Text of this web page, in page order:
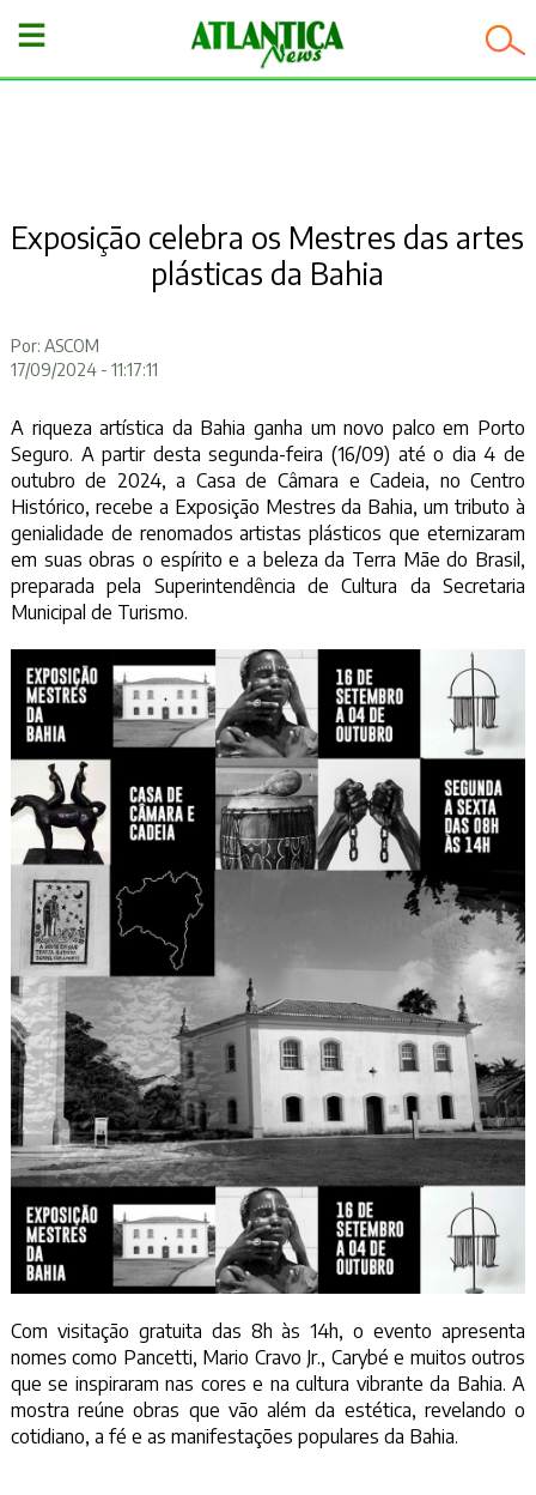
−
Exposição celebra os Mestres das artes
plásticas da Bahia
Por: ASCOM
17/09/2024 - 11:17:11
A riqueza artística da Bahia ganha um novo palco em Porto
Seguro. A partir desta segunda-feira (16/09) até o dia 4 de
outubro de 2024, a Casa de Câmara e Cadeia, no Centro
Histórico, recebe a Exposição Mestres da Bahia, um tributo à
genialidade de renomados artistas plásticos que eternizaram
em suas obras o espírito e a beleza da Terra Mãe do Brasil,
preparada pela Superintendência de Cultura da Secretaria
Municipal de Turismo.
Com visitação gratuita das 8h às 14h, o evento apresenta
nomes como Pancetti, Mario Cravo Jr., Carybé e muitos outros
que se inspiraram nas cores e na cultura vibrante da Bahia. A
mostra reúne obras que vão além da estética, revelando o
cotidiano, a fé e as manifestações populares da Bahia.